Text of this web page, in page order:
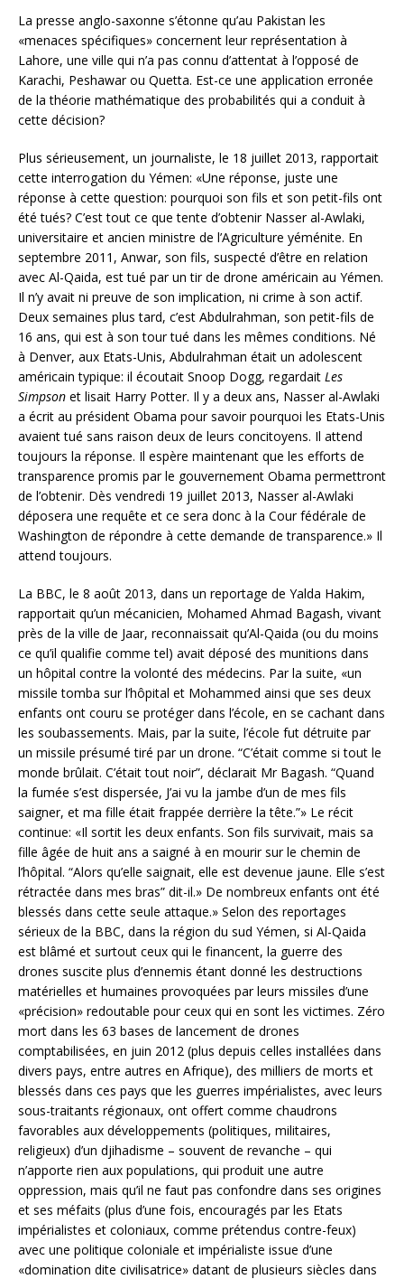
La presse anglo-saxonne s’étonne qu’au Pakistan les
«menaces spécifiques» concernent leur représentation à
Lahore, une ville qui n’a pas connu d’attentat à l’opposé de
Karachi, Peshawar ou Quetta. Est-ce une application erronée
de la théorie mathématique des probabilités qui a conduit à
cette décision?
Plus sérieusement, un journaliste, le 18 juillet 2013, rapportait
cette interrogation du Yémen: «Une réponse, juste une
réponse à cette question: pourquoi son fils et son petit-fils ont
été tués? C’est tout ce que tente d’obtenir Nasser al-Awlaki,
universitaire et ancien ministre de l’Agriculture yéménite. En
septembre 2011, Anwar, son fils, suspecté d’être en relation
avec Al-Qaida, est tué par un tir de drone américain au Yémen.
Il n’y avait ni preuve de son implication, ni crime à son actif.
Deux semaines plus tard, c’est Abdulrahman, son petit-fils de
16 ans, qui est à son tour tué dans les mêmes conditions. Né
à Denver, aux Etats-Unis, Abdulrahman était un adolescent
américain typique: il écoutait Snoop Dogg, regardait Les
Simpson et lisait Harry Potter. Il y a deux ans, Nasser al-Awlaki
a écrit au président Obama pour savoir pourquoi les Etats-Unis
avaient tué sans raison deux de leurs concitoyens. Il attend
toujours la réponse. Il espère maintenant que les efforts de
transparence promis par le gouvernement Obama permettront
de l’obtenir. Dès vendredi 19 juillet 2013, Nasser al-Awlaki
déposera une requête et ce sera donc à la Cour fédérale de
Washington de répondre à cette demande de transparence.» Il
attend toujours.
La BBC, le 8 août 2013, dans un reportage de Yalda Hakim,
rapportait qu’un mécanicien, Mohamed Ahmad Bagash, vivant
près de la ville de Jaar, reconnaissait qu’Al-Qaida (ou du moins
ce qu’il qualifie comme tel) avait déposé des munitions dans
un hôpital contre la volonté des médecins. Par la suite, «un
missile tomba sur l’hôpital et Mohammed ainsi que ses deux
enfants ont couru se protéger dans l’école, en se cachant dans
les soubassements. Mais, par la suite, l’école fut détruite par
un missile présumé tiré par un drone. “C’était comme si tout le
monde brûlait. C’était tout noir”, déclarait Mr Bagash. “Quand
la fumée s’est dispersée, J’ai vu la jambe d’un de mes fils
saigner, et ma fille était frappée derrière la tête.”» Le récit
continue: «Il sortit les deux enfants. Son fils survivait, mais sa
fille âgée de huit ans a saigné à en mourir sur le chemin de
l’hôpital. “Alors qu’elle saignait, elle est devenue jaune. Elle s’est
rétractée dans mes bras” dit-il.» De nombreux enfants ont été
blessés dans cette seule attaque.» Selon des reportages
sérieux de la BBC, dans la région du sud Yémen, si Al-Qaida
est blâmé et surtout ceux qui le financent, la guerre des
drones suscite plus d’ennemis étant donné les destructions
matérielles et humaines provoquées par leurs missiles d’une
«précision» redoutable pour ceux qui en sont les victimes. Zéro
mort dans les 63 bases de lancement de drones
comptabilisées, en juin 2012 (plus depuis celles installées dans
divers pays, entre autres en Afrique), des milliers de morts et
blessés dans ces pays que les guerres impérialistes, avec leurs
sous-traitants régionaux, ont offert comme chaudrons
favorables aux développements (politiques, militaires,
religieux) d’un djihadisme – souvent de revanche – qui
n’apporte rien aux populations, qui produit une autre
oppression, mais qu’il ne faut pas confondre dans ses origines
et ses méfaits (plus d’une fois, encouragés par les Etats
impérialistes et coloniaux, comme prétendus contre-feux)
avec une politique coloniale et impérialiste issue d’une
«domination dite civilisatrice» datant de plusieurs siècles dans